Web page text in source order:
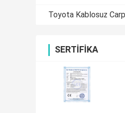
Toyota Kablosuz
SERTIFIKA